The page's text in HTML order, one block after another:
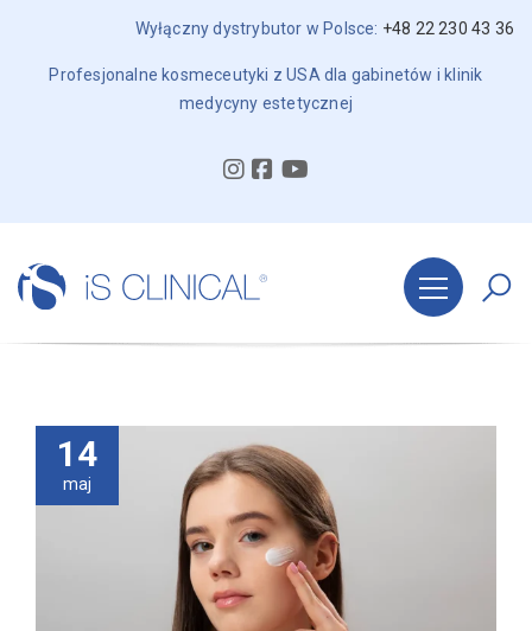
Wyłączny dystrybutor w Polsce: +48 22 230 43 36
Profesjonalne kosmeceutyki z USA dla gabinetów i klinik
medycyny estetycznej
14
maj